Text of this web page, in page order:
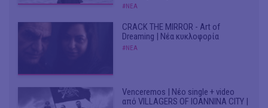
#ΝΕΑ
CRACK THE MIRROR - Art of
Dreaming | Νέα κυκλοφορία
#ΝΕΑ
Venceremos | Νέο single + video
από VILLAGERS OF IOANNINA CITY |